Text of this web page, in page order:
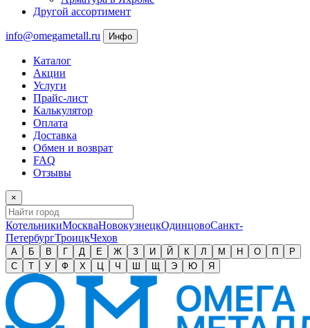
Другой ассортимент
info@omegametall.ru Инфо
Каталог
Акции
Услуги
Прайс-лист
Калькулятор
Оплата
Доставка
Обмен и возврат
FAQ
Отзывы
×
КотельникиМоскваНовокузнецкОдинцовоСанкт-
ПетербургТроицкЧехов
А Б В Г Д Е Ж З И Й К Л М Н О П
Р
С
Т У Ф Х Ц Ч Ш Щ Э Ю Я